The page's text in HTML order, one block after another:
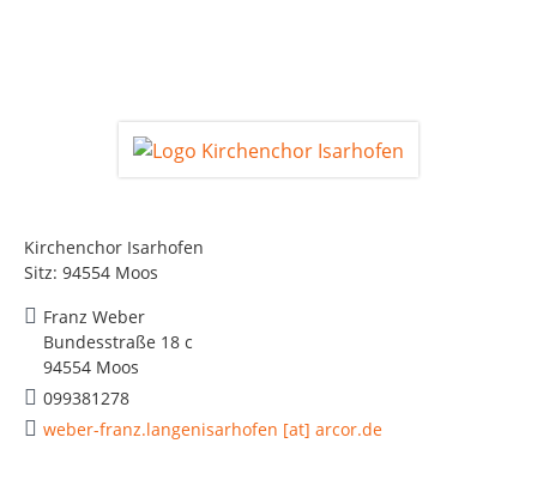
Kirchenchor Isarhofen
Sitz: 94554 Moos
Franz Weber
Bundesstraße 18 c
94554 Moos
099381278
weber-franz.langenisarhofen [at] arcor.de